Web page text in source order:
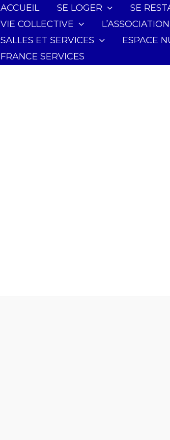
ACCUEIL SE LOGER
SE
VIE COLLECTIVE
L’ASSOCIATION
SALLES ET SERVICES
ESPACE
FRANCE SERVICES